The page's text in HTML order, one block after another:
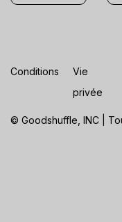
© Goodshuffle, INC |
Conditions
Vie
privée